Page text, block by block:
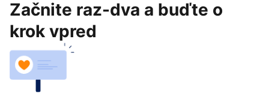
Začnite raz-dva a buďte o
krok vpred